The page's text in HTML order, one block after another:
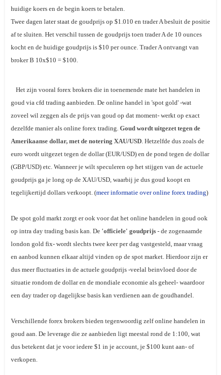
huidige koers en de begin koers te betalen.
Twee dagen later staat de goudprijs op $1.010 en trader A besluit de positie
af te sluiten. Het verschil tussen de goudprijs toen trader A de 10 ounces
kocht en de huidige goudprijs is $10 per ounce. Trader A ontvangt van
broker B 10x$10 = $100.
Het zijn vooral forex brokers die in toenemende mate het handelen in
goud via cfd trading aanbieden. De online handel in 'spot gold' -wat
zoveel wil zeggen als de prijs van goud op dat moment- werkt op exact
dezelfde manier als online forex trading. Goud wordt uitgezet tegen de
Amerikaanse dollar, met de notering XAU/USD . Hetzelfde dus zoals de
euro wordt uitgezet tegen de dollar (EUR/USD) en de pond tegen de dollar
(GBP/USD) etc. Wanneer je wilt speculeren op het stijgen van de actuele
goudprijs ga je long op de XAU/USD, waarbij je dus goud koopt en
tegelijkertijd dollars verkoopt. (meer informatie over online forex trading)
De spot gold markt zorgt er ook voor dat het online handelen in goud ook
op intra day trading basis kan. De 'officiele' goudprijs - de zogenaamde
london gold fix- wordt slechts twee keer per dag vastgesteld, maar vraag
en aanbod kunnen elkaar altijd vinden op de spot market. Hierdoor zijn er
dus meer fluctuaties in de actuele goudprijs -veelal beinvloed door de
situatie rondom de dollar en de mondiale economie als geheel- waardoor
een day trader op dagelijkse basis kan verdienen aan de goudhandel.
Verschillende forex brokers bieden tegenwoordig zelf online handelen in
goud aan. De leverage die ze aanbieden ligt meestal rond de 1:100, wat
dus betekent dat je voor iedere $1 in je account, je $100 kunt aan- of
verkopen.